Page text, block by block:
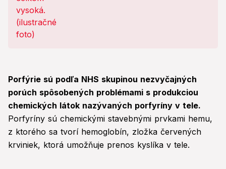
Porfýrie sú podľa NHS skupinou nezvyčajných
porúch spôsobených problémami s produkciou
chemických látok nazývaných porfyríny v tele.
Porfyríny sú chemickými stavebnými prvkami hemu,
z ktorého sa tvorí hemoglobín, zložka červených
krviniek, ktorá umožňuje prenos kyslíka v tele.